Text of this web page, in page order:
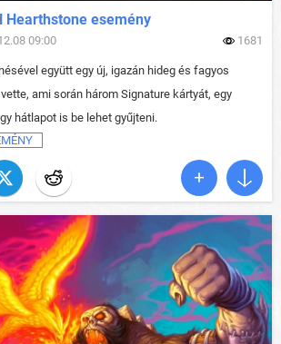
Hearthstone esemény
09:00 1681
együtt egy új, igazán hideg és fagyos
ami során három Signature kártyát, egy
hátlapot is be lehet gyűjteni.